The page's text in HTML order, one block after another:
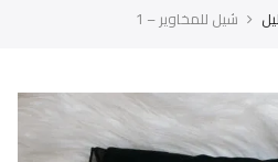
شيل للمخاوير – 1